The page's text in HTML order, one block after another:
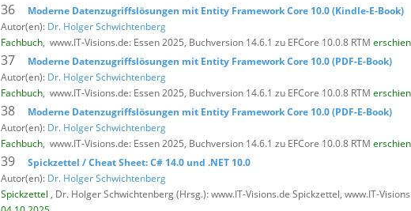
36
Moderne Datenzugriffslösungen mit Entity Framework Core 10.0 (Kindle-E-Book)
Autor(en): Dr. Holger Schwichtenberg
Fachbuch, www.IT-Visions.de: Essen 2025, Buchversion 14.6.1 zu EFCore 10.0.8 RTM
37
Moderne Datenzugriffslösungen mit Entity Framework Core 10.0 (PDF-E-Book)
Autor(en): Dr. Holger Schwichtenberg
Fachbuch, www.IT-Visions.de: Essen 2025, Buchversion 14.6.1 zu EFCore 10.0.8 RTM
38
Moderne Datenzugriffslösungen mit Entity Framework Core 10.0 (PDF-E-Book)
Autor(en): Dr. Holger Schwichtenberg
Fachbuch, www.IT-Visions.de: Essen 2025, Buchversion 14.6.1 zu EFCore 10.0.8 RTM
39
Spickzettel / Cheat Sheet: C# 14.0 und .NET 10.0
Autor(en): Dr. Holger Schwichtenberg
Spickzettel , Dr. Holger Schwichtenberg (Hrsg.): www.IT-Visions.de Spickzettel, www.IT-